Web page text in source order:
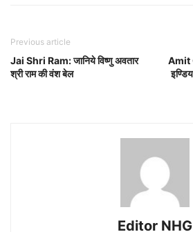
Previous article
Jai Shri Ram: जानिये विष्णु अवतार
श्री राम की वंश बेल
Amit
Editor NHG